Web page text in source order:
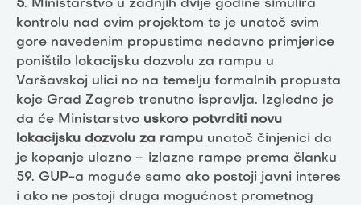
5. Ministarstvo u zadnjih dvije godine simulira
kontrolu nad ovim projektom te je unatoč svim
gore navedenim propustima nedavno primjerice
poništilo lokacijsku dozvolu za rampu u
Varšavskoj ulici no na temelju formalnih propusta
koje Grad Zagreb trenutno ispravlja. Izgledno je
da će Ministarstvo uskoro potvrditi novu
lokacijsku dozvolu za rampu unatoč činjenici da
je kopanje ulazno – izlazne rampe prema članku
59. GUP-a moguće samo ako postoji javni interes
i ako ne postoji druga mogućnost prometnog